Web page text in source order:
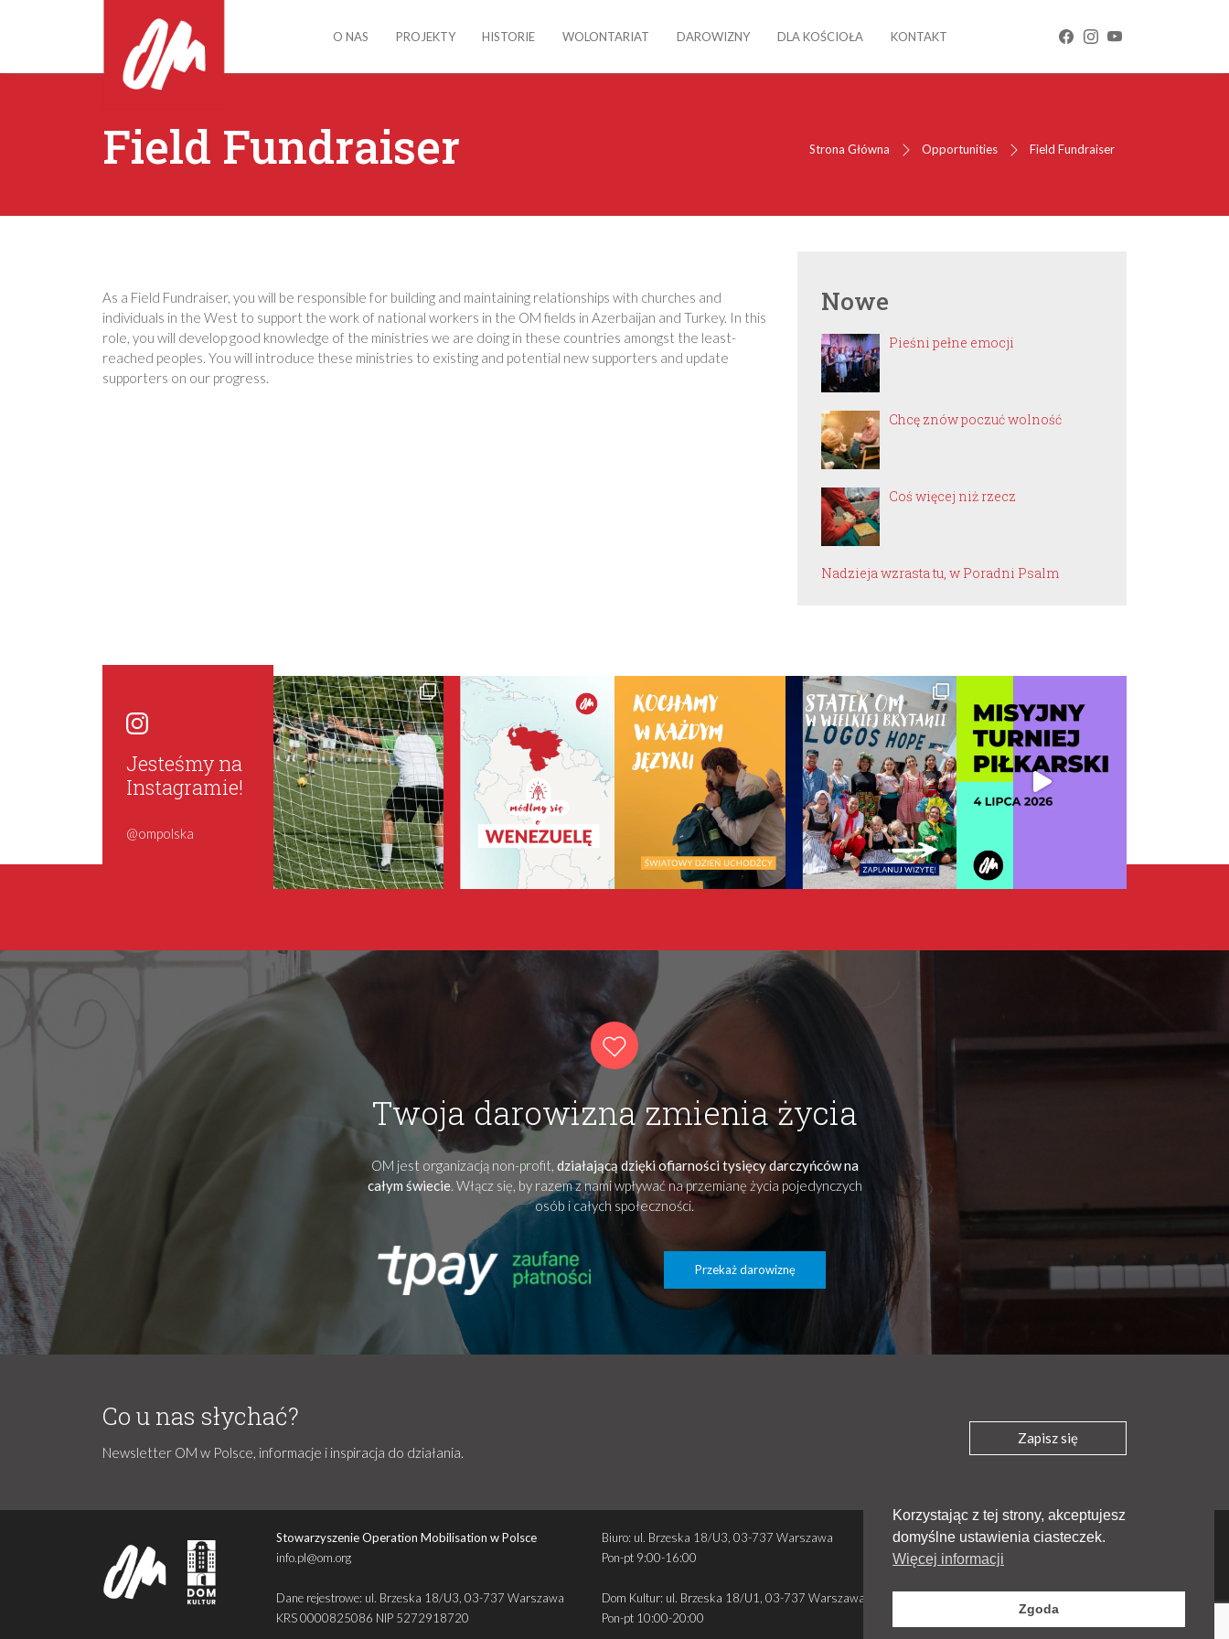
O NAS PROJEKTY HISTORIE WOLONTARIAT DAROWIZNY DLA KOŚCIOŁA KONTAKT
Field Fundraiser Strona Główna Opportunities Field Fundraiser
As a Field Fundraiser, you will be responsible for building and maintaining relationships with churches and
individuals in the West to support the work of national workers in the OM fields in Azerbaijan and Turkey. In this
role, you will develop good knowledge of the ministries we are doing in these countries amongst the least-
reached peoples. You will introduce these ministries to existing and potential new supporters and update
supporters on our progress.
Nowe
Pieśni pełne emocji
Chcę znów poczuć wolność
Coś więcej niż rzecz
Nadzieja wzrasta tu, w Poradni Psalm
Jesteśmy na
Instagramie!
@ompolska
Twoja darowizna zmienia życia
OM jest organizacją non-profit, działającą dzięki ofiarności tysięcy darczyńców na
całym świecie. Włącz się, by razem z nami wpływać na przemianę życia pojedynczych
osób i całych społeczności.
Przekaż darowiznę
Co u nas słychać?
Newsletter OM w Polsce, informacje i inspiracja do działania.
Zapisz się
Stowarzyszenie Operation Mobilisation w Polsce
info.pl@om.org
Dane rejestrowe: ul. Brzeska 18/U3, 03-737 Warszawa
KRS 0000825086 NIP 5272918720
Biuro: ul. Brzeska 18/U3, 03-737 Warszawa
Pon-pt 9:00-16:00
Dom Kultur: ul. Brzeska 18/U1, 03-737 Warszawa
Pon-pt 10:00-20:00
Polityka prywatności
Regulamin - sklep i darowizny
Stowarzyszenie - statut, zarząd, sprawozdania
Wszelkie prawa zastrzeżone
Korzystając z tej strony, akceptujesz
domyślne ustawienia ciasteczek.
Więcej informacji
Zgoda